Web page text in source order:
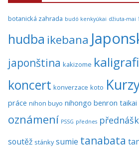
botanická zahrada budó kenkyúkai džiuta-mai
hudba ikebana
japonština kakizome
koncert konverzace koto
práce nihon buyo nihongo benron taikai
oznámení PSSG přednes
soutěž stánky sumie tanabata